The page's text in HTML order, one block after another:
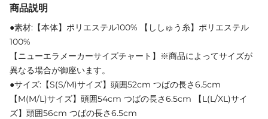
商品説明
●素材:【本体】ポリエステル100% 【ししゅう糸】ポリエステル
100%
【ニューエラメーカーサイズチャート】※商品によってサイズが
異なる場合が御座います。
●サイズ:【S(S/M)サイズ】頭囲52cm つばの長さ6.5cm
【M(M/L)サイズ】頭囲54cm つばの長さ6.5cm 【L(L/XL)サイ
ズ】頭囲56cm つばの長さ6.5cm